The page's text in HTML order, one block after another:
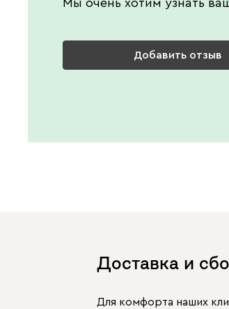
Добавить отзыв
Доставка и
Для комфорта наших